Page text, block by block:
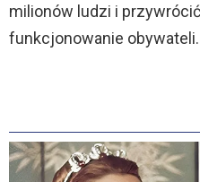
milionów ludzi i
funkcjonowanie obywateli.